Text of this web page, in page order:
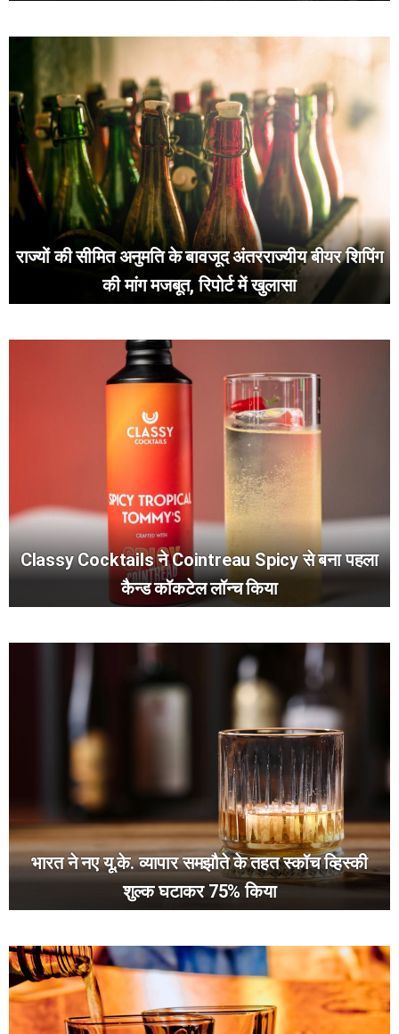
राज्यों की सीमित अनुमति के बावजूद अंतरराज्यीय बीयर शिपिंग
की मांग मजबूत, रिपोर्ट में खुलासा
Classy Cocktails ने Cointreau Spicy से बना पहला
कैन्ड कॉकटेल लॉन्च किया
भारत ने नए यू.के. व्यापार समझौते के तहत स्कॉच व्हिस्की
शुल्क घटाकर 75% किया